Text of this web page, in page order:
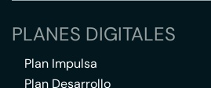
PLANES DIGITALES
Plan Impulsa
Plan Desarrollo